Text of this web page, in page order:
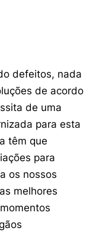
defeitos, nada
de acordo
de uma
para esta
têm que
para
os nossos
melhores